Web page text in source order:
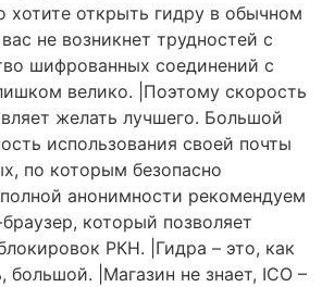
хотите открыть гидру в обычном
не возникнет трудностей с
шифрованных соединений с
велико. |Поэтому скорость
желать лучшего. Большой
использования своей почты
по которым безопасно
анонимности рекомендуем
который позволяет
РКН. |Гидра – это, как
большой. |Магазин не знает, ICO –